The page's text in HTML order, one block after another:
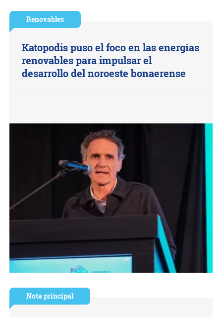
Renovables
Katopodis puso el foco en las energías
renovables para impulsar el
desarrollo del noroeste bonaerense
Nota principal